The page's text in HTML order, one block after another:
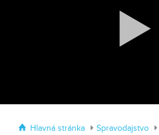
Zoo v
Hlavná stránka Spravodajstvo